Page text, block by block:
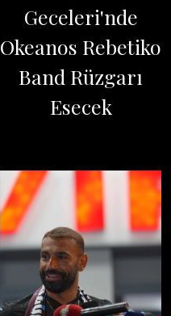
Geceleri'nde
Okeanos Rebetiko
Band Rüzgarı
Esecek